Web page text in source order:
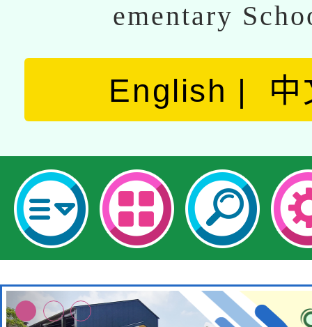
ementary
English 中